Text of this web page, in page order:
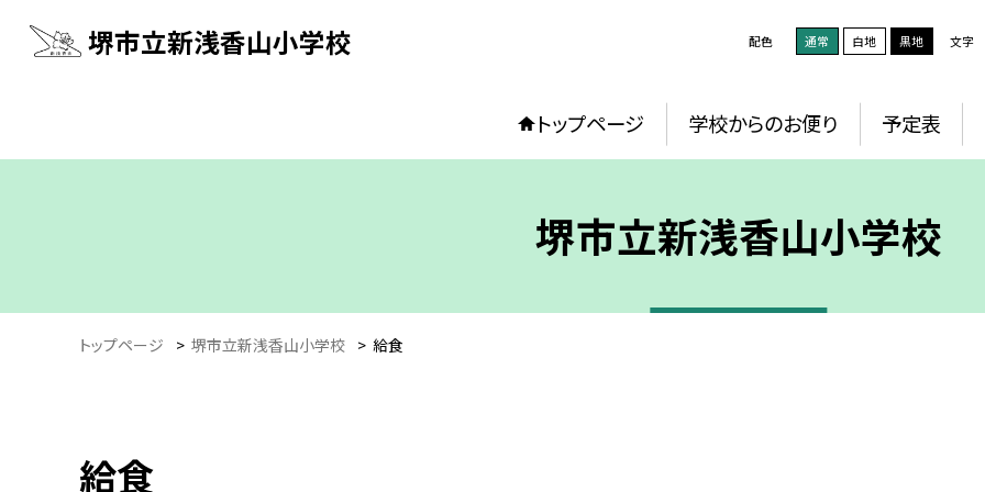
堺市立新浅香山小学校 配色 通常 白地 黒地 文字
トップページ 学校からのお便り 予定表
堺市立新浅香山小学校
トップページ > 堺市立新浅香山小学校 > 給食
給食